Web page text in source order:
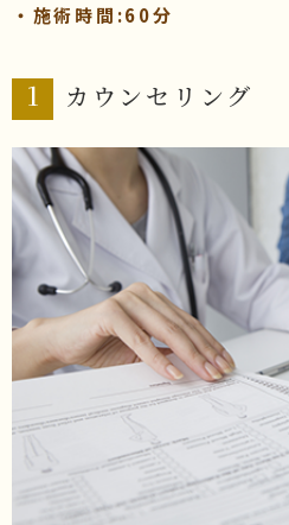
・施術時間:60分
1 カウンセリング